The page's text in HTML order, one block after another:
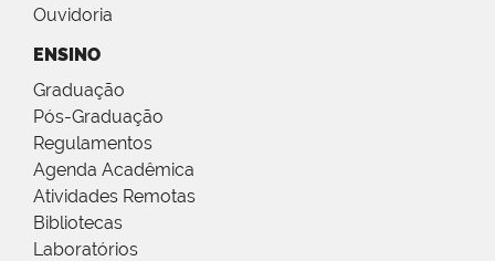
Ouvidoria
ENSINO
Graduação
Pós-Graduação
Regulamentos
Agenda Acadêmica
Atividades Remotas
Bibliotecas
Laboratórios